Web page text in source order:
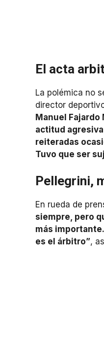
El acta
La polémica no
director
Manuel
actitud
reiteradas
Tuvo que ser
Pellegrini,
En rueda de
siempre, pero
más
es el árbitro”,